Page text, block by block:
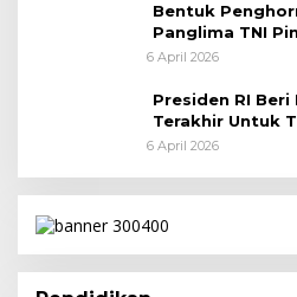
Bentuk
Panglima TNI
Pemakaman
6 April 2026
Presiden RI
Terakhir Untuk
Persemayaman
6 April 2026